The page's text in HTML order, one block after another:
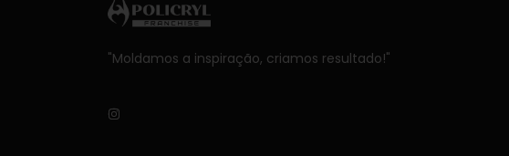
"Moldamos a inspiração, criamos resultado!"